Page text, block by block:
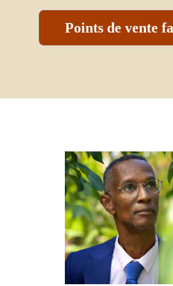
Points de vente